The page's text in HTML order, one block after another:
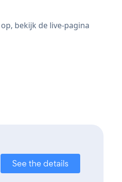
bekijk de live-pagina
See the details